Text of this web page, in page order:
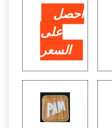
احصل
على
السعر